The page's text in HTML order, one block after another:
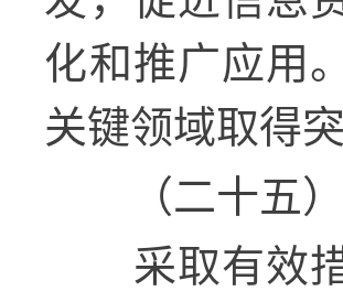
化和推广应用
关键领域取得突
（二十五
采取有效